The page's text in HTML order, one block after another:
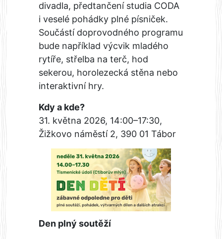
divadla, předtančení studia CODA
i veselé pohádky plné písniček.
Součástí doprovodného programu
bude například výcvik mladého
rytíře, střelba na terč, hod
sekerou, horolezecká stěna nebo
interaktivní hry.
Kdy a kde?
31. května 2026, 14:00–17:30,
Žižkovo náměstí 2, 390 01 Tábor
Den plný soutěží